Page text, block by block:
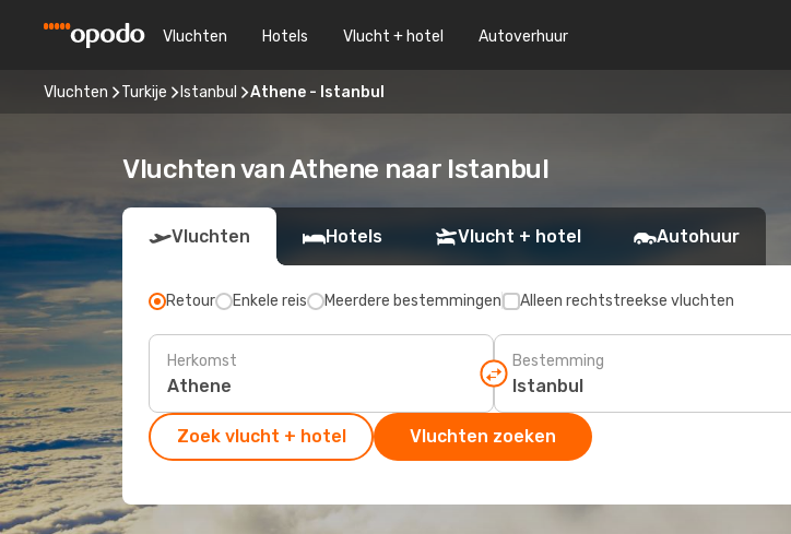
Vluchten Hotels Vlucht + hotel Autoverhuur
Vluchten Turkije Istanbul Athene - Istanbul
Vluchten van Athene naar Istanbul
Vluchten Hotels Vlucht + hotel Autohuur
Retour Enkele reis Meerdere bestemmingen Alleen rechtstreekse vluchten
Herkomst Bestemming
Zoek vlucht + hotel Vluchten zoeken